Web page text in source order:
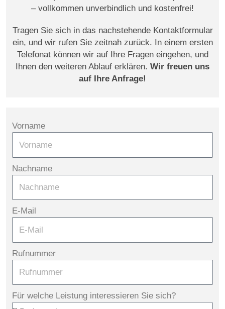
– vollkommen unverbindlich und kostenfrei!
Tragen Sie sich in das nachstehende Kontaktformular
ein, und wir rufen Sie zeitnah zurück. In einem ersten
Telefonat können wir auf Ihre Fragen eingehen, und
Ihnen den weiteren Ablauf erklären. Wir freuen uns
auf Ihre Anfrage!
Vorname
Nachname
E-Mail
Rufnummer
Für welche Leistung interessieren Sie sich?